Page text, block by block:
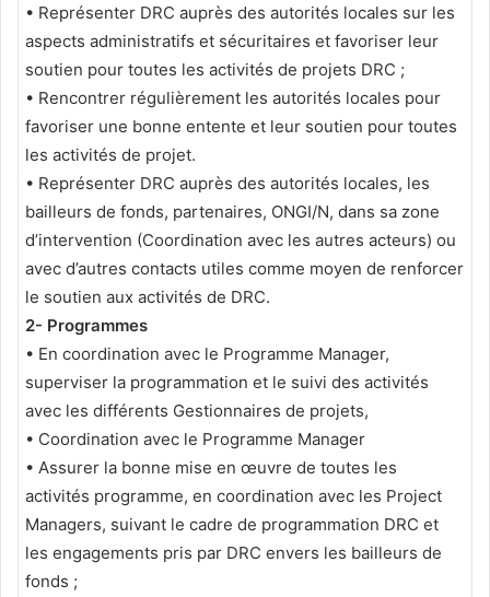
• Représenter DRC auprès des autorités locales sur les
aspects administratifs et sécuritaires et favoriser leur
soutien pour toutes les activités de projets DRC ;
• Rencontrer régulièrement les autorités locales pour
favoriser une bonne entente et leur soutien pour toutes
les activités de projet.
• Représenter DRC auprès des autorités locales, les
bailleurs de fonds, partenaires, ONGI/N, dans sa zone
d’intervention (Coordination avec les autres acteurs) ou
avec d’autres contacts utiles comme moyen de renforcer
le soutien aux activités de DRC.
2- Programmes
• En coordination avec le Programme Manager,
superviser la programmation et le suivi des activités
avec les différents Gestionnaires de projets,
• Coordination avec le Programme Manager
• Assurer la bonne mise en œuvre de toutes les
activités programme, en coordination avec les Project
Managers, suivant le cadre de programmation DRC et
les engagements pris par DRC envers les bailleurs de
fonds ;